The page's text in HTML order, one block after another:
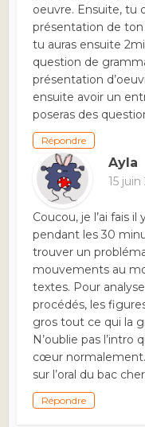
oeuvre. Ensuite, tu
présentation de
tu auras ensuite
question de
présentation
ensuite avoir un
poseras des
Répondre
Ayla
15 juin
Coucou, je l’ai fais
pendant les 30
trouver un
mouvements au
textes. Pour
procédés, les
gros tout ce qui la
N’oublie pas
cœur normalement.
sur l’oral du bac
Répondre